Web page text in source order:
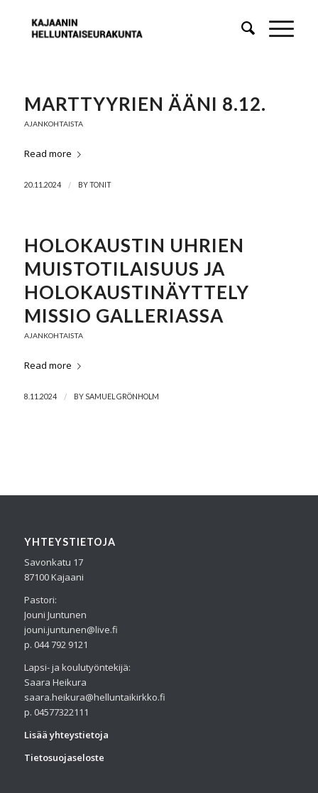
MARTTYYRIEN ÄÄNI 8.12.
AJANKOHTAISTA
Read more
20.11.2024 / BYTONIT
HOLOKAUSTIN UHRIEN
MUISTOTILAISUUS JA
HOLOKAUSTINÄYTTELY
MISSIO GALLERIASSA
AJANKOHTAISTA
Read more
8.11.2024 / BY SAMUEL GRÖNHOLM
YHTEYSTIETOJA
Savonkatu 17
87100 Kajaani
Pastori:
Jouni Juntunen
jouni.juntunen@live.fi
p. 044 792 9121
Lapsi- ja koulutyöntekijä:
Saara Heikura
saara.heikura@helluntaikirkko.fi
p. 04577322111
Lisää yhteystietoja
Tietosuojaseloste